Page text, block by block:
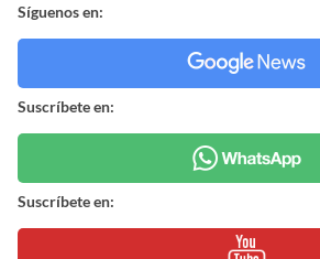
Síguenos en:
Suscríbete en:
Suscríbete en: